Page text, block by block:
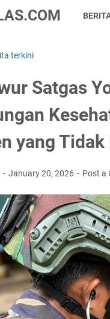
terkini
Satgas
yang
January 20, 2026 Post a